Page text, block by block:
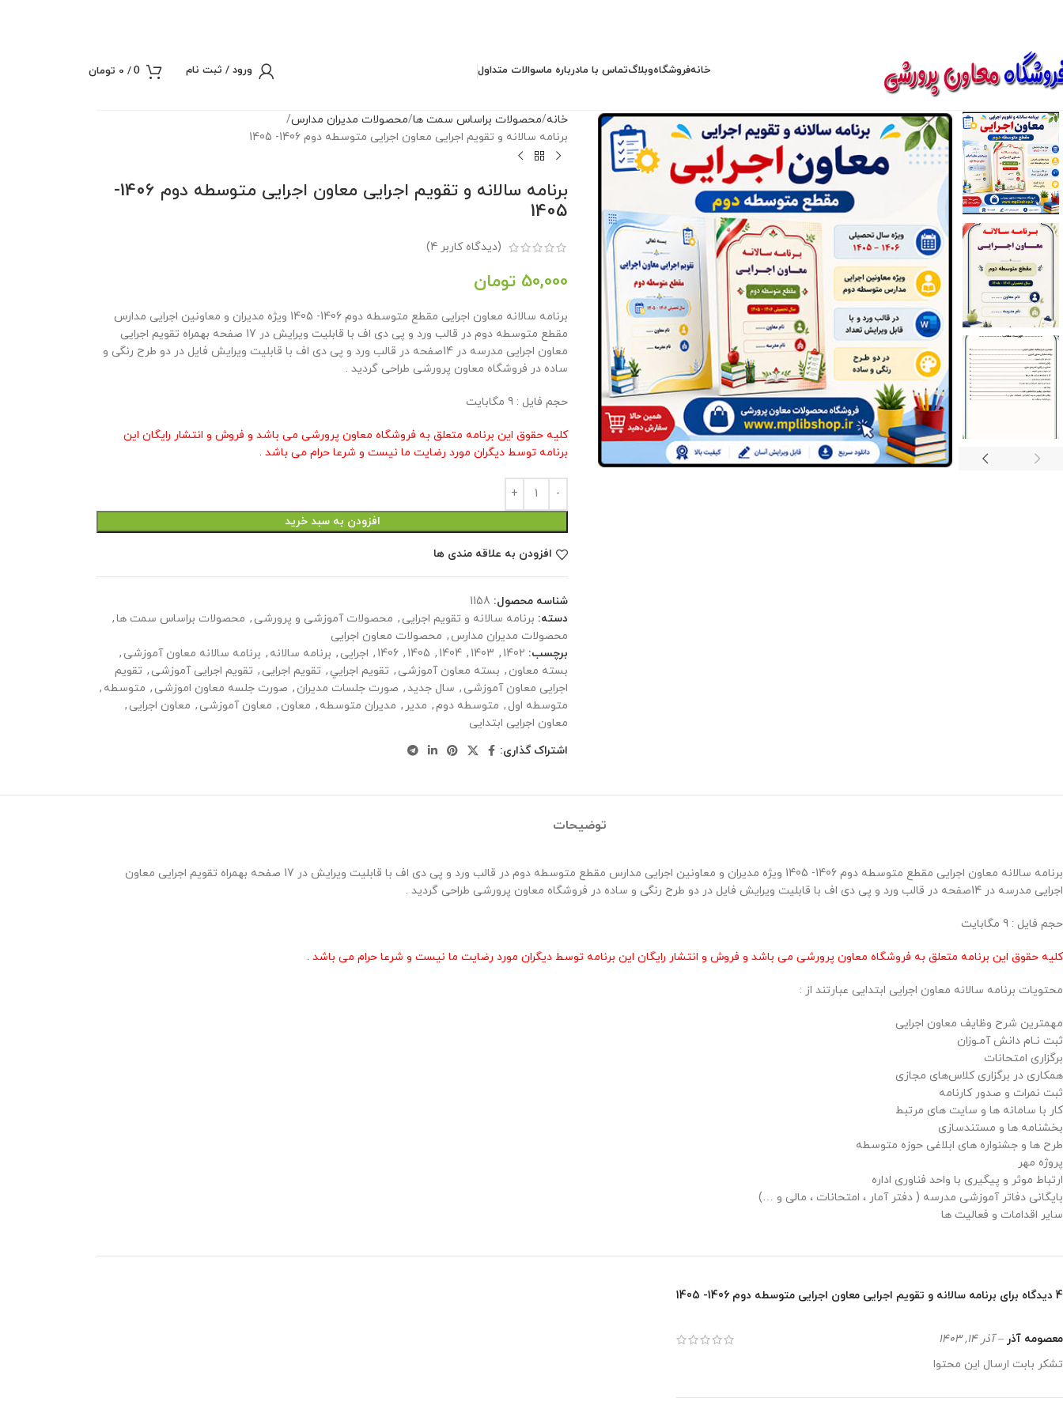
خانهفروشگاهوبلاگتماس با مادرباره ماسوالات متداول ورود / ثبت نام 0
/
0 تومان
خانه محصولات براساس سمت ها محصولات مدیران مدارس
برنامه سالانه و تقویم اجرایی معاون اجرایی متوسطه دوم 1406- 1405
برنامه سالانه و تقویم اجرایی معاون اجرایی متوسطه دوم 1406-
1405
(دیدگاه کاربر 4
)
50,000 تومان
برنامه سالانه معاون اجرایی مقطع متوسطه دوم 1406- 1405 ویژه مدیران و معاونین اجرایی مدارس
مقطع متوسطه دوم در قالب ورد و پی دی اف با قابلیت ویرایش در 17 صفحه بهمراه تقویم اجرایی
معاون اجرایی مدرسه در 14صفحه در قالب ورد و پی دی اف با قابلیت ویرایش فایل در دو طرح رنگی و
ساده در فروشگاه معاون پرورشی طراحی گردید .
حجم فايل : 9 مگابايت
کلیه حقوق این برنامه متعلق به فروشگاه معاون پرورشی می باشد و فروش و انتشار رایگان این
برنامه توسط دیگران مورد رضایت ما نیست و شرعا حرام می باشد .
افزودن به سبد خرید
افزودن به علاقه مندی ها
شناسه محصول: 1158
دسته: برنامه سالانه و تقویم اجرایی , محصولات آموزشی و پرورشی , محصولات براساس سمت ها,
محصولات مدیران مدارس , محصولات معاون اجرایی
برچسب: 1402
,
1403
,
1404
,
1405
,
1406
, اجرایی , برنامه سالانه , برنامه سالانه معاون آموزشی ,
بسته معاون , بسته معاون آموزشی , تقويم اجرايي , تقویم اجرایی , تقویم اجرایی آموزشی , تقویم
اجرایی معاون آموزشی , سال جديد, صورت جلسات مدیران , صورت جلسه معاون اموزشی , متوسطه ,
متوسطه اول , متوسطه دوم, مدیر , مدیران متوسطه , معاون , معاون آموزشی , معاون اجرایی ,
معاون اجرایی ابتدایی
اشتراک گذاری:
توضیحات
برنامه سالانه معاون اجرایی مقطع متوسطه دوم 1406- 1405 ویژه مدیران و معاونین اجرایی مدارس مقطع متوسطه دوم در قالب ورد و پی دی اف با قابلیت ویرایش در 17 صفحه بهمراه تقویم اجرایی معاون
اجرایی مدرسه در 14صفحه در قالب ورد و پی دی اف با قابلیت ویرایش فایل در دو طرح رنگی و ساده در فروشگاه معاون پرورشی طراحی گردید .
حجم فايل : 9 مگابايت
کلیه حقوق این برنامه متعلق به فروشگاه معاون پرورشی می باشد و فروش و انتشار رایگان این برنامه توسط دیگران مورد رضایت ما نیست و شرعا حرام می باشد .
محتويات برنامه سالانه معاون اجرایی ابتدایی عبارتند از :
مهمترین شرح وظایف معاون اجرایی
ثبت نـام دانش آمـوزان
برگزاری امتحانات
همکاری در برگزاری کلاس‌های مجازی
ثبت نمرات و صدور کارنامه
کار با سامانه ها و سایت های مرتبط
بخشنامه ها و مستندسازی
طرح ها و جشنواره های ابلاغی حوزه متوسطه
پروژه مهر
ارتباط موثر و پیگیری با واحد فناوری اداره
بایگانی دفاتر آموزشی مدرسه ( دفتر آمار ، امتحانات ، مالی و …)
سایر اقدامات و فعالیت ها
4 دیدگاه برای برنامه سالانه و تقویم اجرایی معاون اجرایی متوسطه دوم 1406- 1405
معصومه آذر – آذر 14, 1403
تشکر بابت ارسال این محتوا